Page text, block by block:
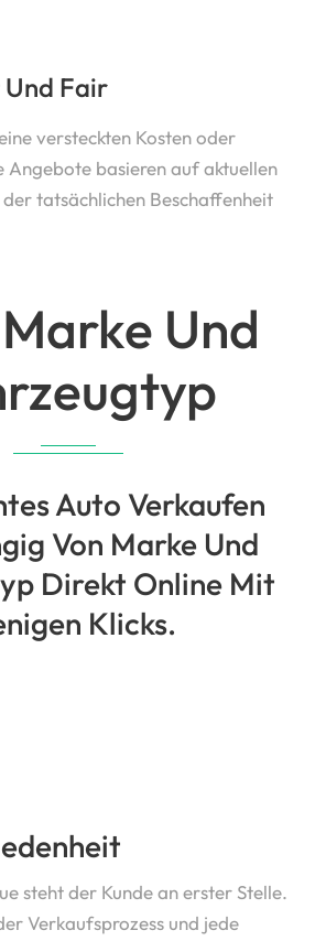
Fair
versteckten Kosten oder
Angebote basieren auf aktuellen
tatsächlichen Beschaffenheit
Und
Auto Verkaufen
Von Marke Und
Direkt Online Mit
Klicks.
steht der Kunde an erster Stelle.
Verkaufsprozess und jede